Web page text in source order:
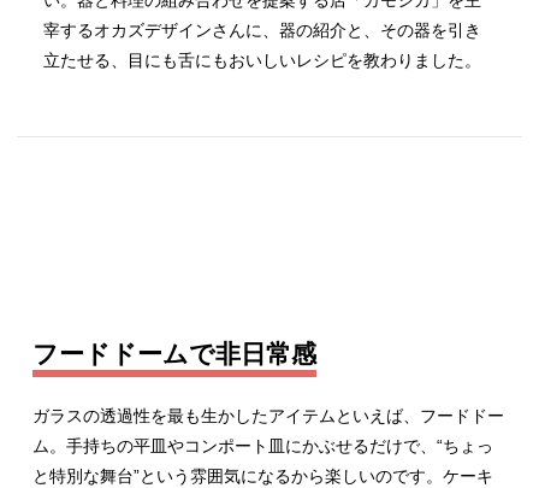
宰するオカズデザインさんに、器の紹介と、その器を引き
立たせる、目にも舌にもおいしいレシピを教わりました。
フードドームで非日常感
ガラスの透過性を最も生かしたアイテムといえば、フードドー
ム。手持ちの平皿やコンポート皿にかぶせるだけで、“ちょっ
と特別な舞台”という雰囲気になるから楽しいのです。ケーキ